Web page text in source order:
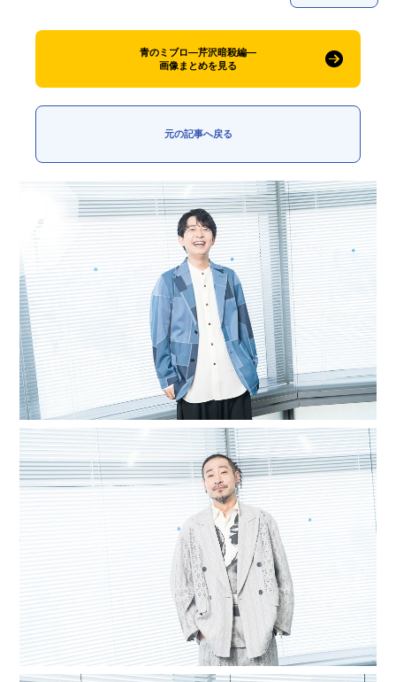
FOLLOW US
青のミブロ—芹沢暗殺編—
画像まとめを見る
元の記事へ戻る